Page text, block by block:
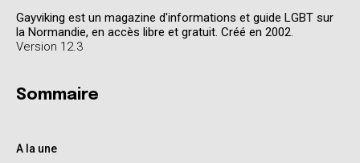
Gayviking est un magazine d'informations et guide LGBT sur
la Normandie, en accès libre et gratuit. Créé en 2002.
Version 12.3
Sommaire
A la une